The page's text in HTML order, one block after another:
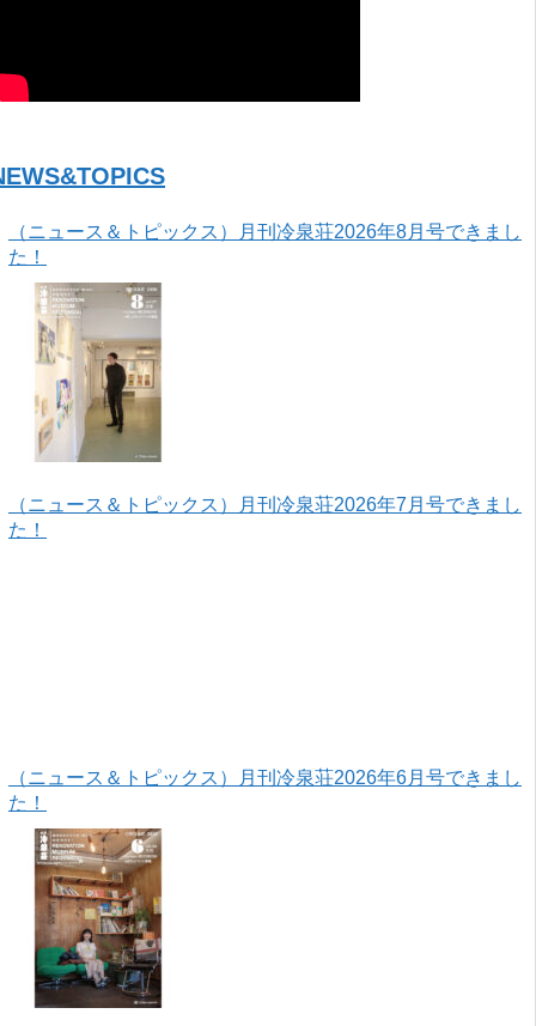
（ニュース＆トピックス）月刊冷泉荘2026年8月号できまし
た！
（ニュース＆トピックス）月刊冷泉荘2026年7月号できまし
た！
（ニュース＆トピックス）月刊冷泉荘2026年6月号できまし
た！